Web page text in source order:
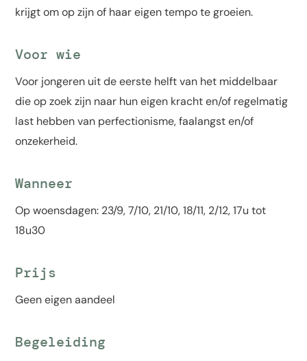
krijgt om op zijn of haar eigen tempo te groeien.
Voor wie
Voor jongeren uit de eerste helft van het middelbaar
die op zoek zijn naar hun eigen kracht en/of regelmatig
last hebben van perfectionisme, faalangst en/of
onzekerheid.
Wanneer
Op woensdagen: 23/9, 7/10, 21/10, 18/11, 2/12, 17u tot
18u30
Prijs
Geen eigen aandeel
Begeleiding